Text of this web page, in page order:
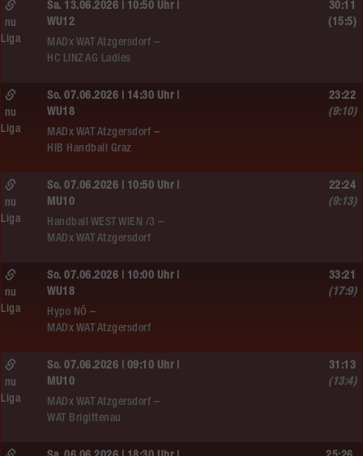
Sa. 13.06.2026 | 10:50 Uhr |
WU12
MADx WAT Atzgersdorf –
HC LINZ AG Ladies
nu
Liga
30:11
(15:5)
So. 07.06.2026 | 14:30 Uhr |
WU18
MADx WAT Atzgersdorf –
HIB Handball Graz
nu
Liga
23:22
(9:10)
So. 07.06.2026 | 10:50 Uhr |
MU10
Handball WEST WIEN /3 –
MADx WAT Atzgersdorf
nu
Liga
22:24
(9:13)
So. 07.06.2026 | 10:00 Uhr |
WU18
Hypo NÖ –
MADx WAT Atzgersdorf
nu
Liga
33:21
(17:9)
So. 07.06.2026 | 09:10 Uhr |
MU10
MADx WAT Atzgersdorf –
WAT Brigittenau
nu
Liga
31:13
(13:4)